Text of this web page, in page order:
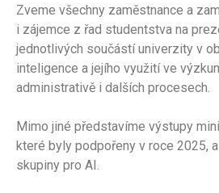
Zveme všechny zaměstnance a
i zájemce z řad studentstva na
jednotlivých součástí univerzity v
inteligence a jejího využití ve
administrativě i dalších procesech.
Mimo jiné představíme výstupy
které byly podpořeny v roce 2025,
skupiny pro AI.